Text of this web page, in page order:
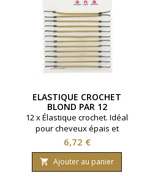
ELASTIQUE CROCHET
BLOND PAR 12
12 x Élastique crochet. Idéal
pour cheveux épais et
extensions. Coloris Blond.
Prix
6,72 €
 Ajouter au panier